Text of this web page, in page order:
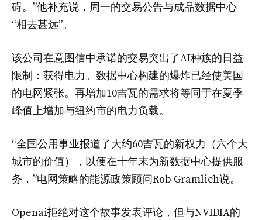
碍。”他补充说，周一的交易公告与成品数据中心
“相去甚远”。
该公司在意图信中承诺的交易突出了AI种族的日益
限制：获得电力。数据中心构建的爆炸已经使美国
的电网紧张。再增加10吉瓦的需求将等同于在夏季
峰值上增加与纽约市的电力负载。
“全国公用事业报道了大约60吉瓦的新权力（六个大
城市的价值），以便在十年末为新数据中心提供服
务，”电网策略的能源政策顾问Rob Gramlich说。
Openai拒绝对这个故事发表评论，但与NVIDIA的